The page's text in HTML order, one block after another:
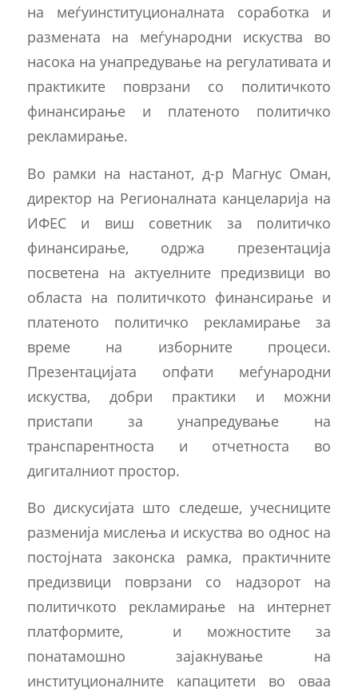
на меѓуинституционалната соработка и
размената на меѓународни искуства во
насока на унапредување на регулативата и
практиките поврзани со политичкото
финансирање и платеното политичко
рекламирање.
Во рамки на настанот, д-р Магнус Оман,
директор на Регионалната канцеларија на
ИФЕС и виш советник за политичко
финансирање, одржа презентација
посветена на актуелните предизвици во
областа на политичкото финансирање и
платеното политичко рекламирање за
време на изборните процеси.
Презентацијата опфати меѓународни
искуства, добри практики и можни
пристапи за унапредување на
транспарентноста и отчетноста во
дигиталниот простор.
Во дискусијата што следеше, учесниците
разменија мислења и искуства во однос на
постојната законска рамка, практичните
предизвици поврзани со надзорот на
политичкото рекламирање на интернет
платформите, и можностите за
понатамошно зајакнување на
институционалните капацитети во оваа